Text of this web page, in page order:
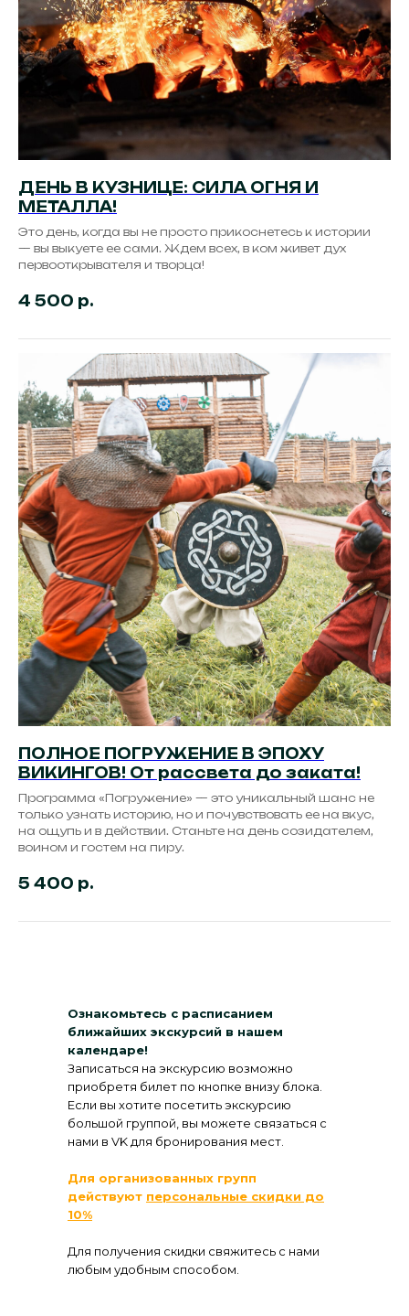
ДЕНЬ В КУЗНИЦЕ: СИЛА ОГНЯ И
МЕТАЛЛА!
Это день, когда вы не просто прикоснетесь к истории
— вы выкуете ее сами. Ждем всех, в ком живет дух
первооткрывателя и творца!
4 500 р.
ПОЛНОЕ ПОГРУЖЕНИЕ В ЭПОХУ
ВИКИНГОВ! От рассвета до заката!
Программа «Погружение» — это уникальный шанс не
только узнать историю, но и почувствовать ее на вкус,
на ощупь и в действии. Станьте на день созидателем,
воином и гостем на пиру.
5 400 р.
Ознакомьтесь с расписанием
ближайших экскурсий в нашем
календаре!
Записаться на экскурсию возможно
приобретя билет по кнопке внизу блока.
Если вы хотите посетить экскурсию
большой группой, вы можете связаться с
нами в VK для бронирования мест.
Для организованных групп
действуют персональные скидки до
10%
Для получения скидки свяжитесь с нами
любым удобным способом.